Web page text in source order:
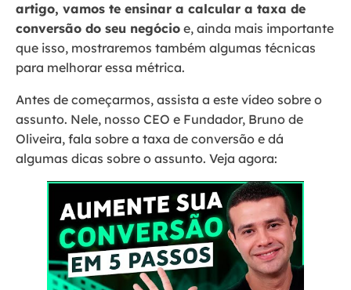
artigo, vamos te ensinar a calcular a taxa de
conversão do seu negócio e, ainda mais importante
que isso, mostraremos também algumas técnicas
para melhorar essa métrica.
Antes de começarmos, assista a este vídeo sobre o
assunto. Nele, nosso CEO e Fundador, Bruno de
Oliveira, fala sobre a taxa de conversão e dá
algumas dicas sobre o assunto. Veja agora: